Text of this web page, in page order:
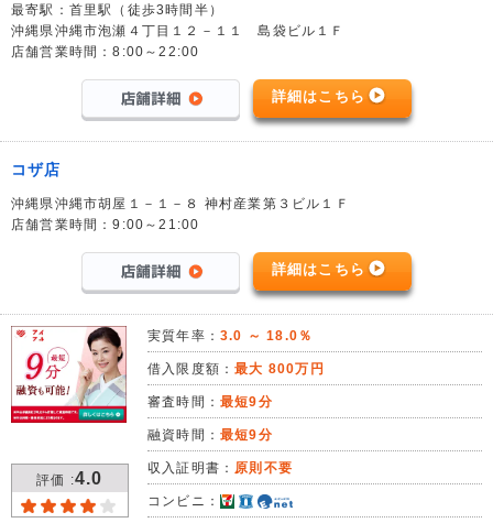
最寄駅：首里駅（徒歩3時間半）
沖縄県沖縄市泡瀬４丁目１２－１１ 島袋ビル１Ｆ
店舗営業時間：8:00～22:00
詳細はこちら
コザ店
沖縄県沖縄市胡屋１－１－８ 神村産業第３ビル１Ｆ
店舗営業時間：9:00～21:00
詳細はこちら
評価 :4.0
実質年率： 3.0 ～ 18.0％
借入限度額：最大 800万円
審査時間： 最短9分
融資時間： 最短9分
収入証明書： 原則不要
コンビニ：